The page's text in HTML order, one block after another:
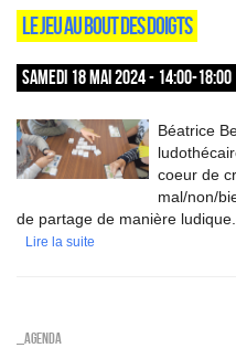
LE JEU AU BOUT DES DOIGTS
SAMEDI 18 MAI 2024 - 14:00-18:00
Béatrice
coeur de
mal/non/
de partage de manière ludique.
Lire la suite
_Agenda